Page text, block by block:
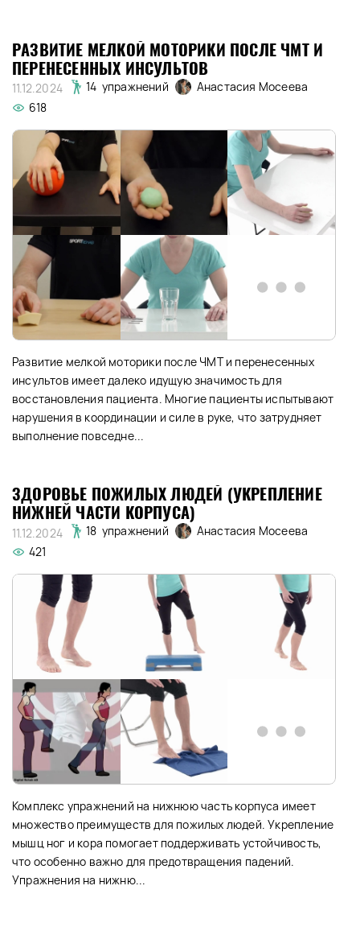
РАЗВИТИЕ МЕЛКОЙ МОТОРИКИ ПОСЛЕ ЧМТ И
ПЕРЕНЕСЕННЫХ ИНСУЛЬТОВ
11.12.2024 14 упражнений
Анастасия Мосеева
618
Развитие мелкой моторики после ЧМТ и перенесенных
инсультов имеет далеко идущую значимость для
восстановления пациента. Многие пациенты испытывают
нарушения в координации и силе в руке, что затрудняет
выполнение повседне...
ЗДОРОВЬЕ ПОЖИЛЫХ ЛЮДЕЙ (УКРЕПЛЕНИЕ
НИЖНЕЙ ЧАСТИ КОРПУСА)
11.12.2024 18 упражнений
Анастасия Мосеева
421
Комплекс упражнений на нижнюю часть корпуса имеет
множество преимуществ для пожилых людей. Укрепление
мышц ног и кора помогает поддерживать устойчивость,
что особенно важно для предотвращения падений.
Упражнения на нижню...